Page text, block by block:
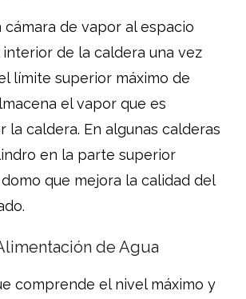
cámara de vapor al espacio
interior de la caldera una vez
límite superior máximo de
el vapor que es
la caldera. En algunas calderas
en la parte superior
que mejora la calidad del
de Agua
comprende el nivel máximo y